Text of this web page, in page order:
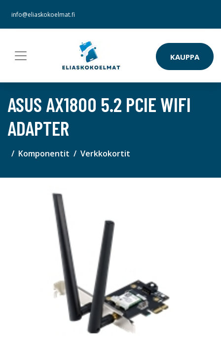
info@eliaskokoelmat.fi
KAUPPA
ASUS AX1800 5.2 PCIE WIFI
ADAPTER
Komponentit Verkkokortit